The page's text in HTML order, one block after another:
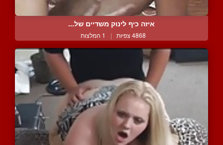
איזה כיף לינוק משדיים של...
4868 צפיות | 1 המלצות